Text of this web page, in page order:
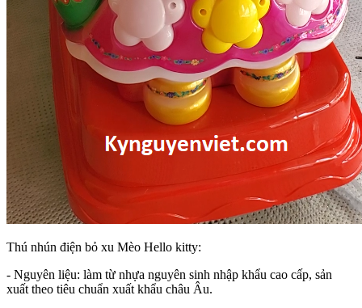
Thú nhún điện bỏ xu Mèo Hello kitty:
- Nguyên liệu: làm từ nhựa nguyên sinh nhập khẩu cao cấp, sản
xuất theo tiêu chuẩn xuất khẩu châu Âu.